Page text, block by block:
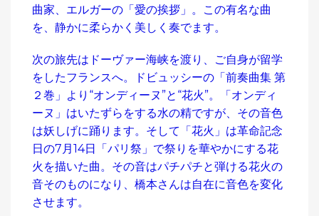
曲家、エルガーの「愛の挨拶」。この有名な曲
を、静かに柔らかく美しく奏でます。
次の旅先はドーヴァー海峡を渡り、ご自身が留学
をしたフランスへ。ドビュッシーの「前奏曲集 第
２巻」より“オンディーヌ”と“花火”。「オンディ
ーヌ」はいたずらをする水の精ですが、その音色
は妖しげに踊ります。そして「花火」は革命記念
日の7月14日「パリ祭」で祭りを華やかにする花
火を描いた曲。その音はパチパチと弾ける花火の
音そのものになり、橋本さんは自在に音色を変化
させます。